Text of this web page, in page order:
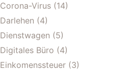
Corona-Virus (14)
Darlehen (4)
Dienstwagen (5)
Digitales Büro (4)
Einkomenssteuer (3)